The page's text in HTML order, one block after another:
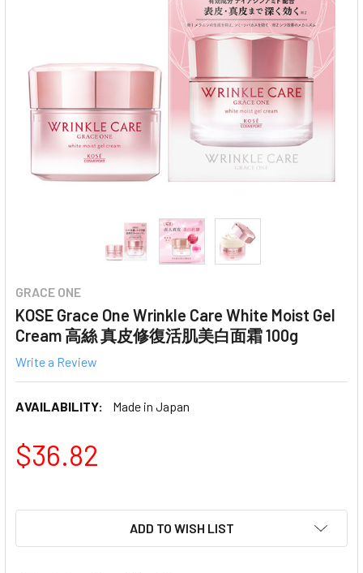
GRACE ONE
KOSE Grace One Wrinkle Care White Moist Gel
Cream 高絲 真皮修復活肌美白面霜 100g
Write a Review
AVAILABILITY: Made in Japan
$36.82
ADD TO WISH LIST